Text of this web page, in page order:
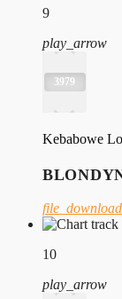
9
play_arrow
3979
Kebabowe
file_download
10
play_arrow